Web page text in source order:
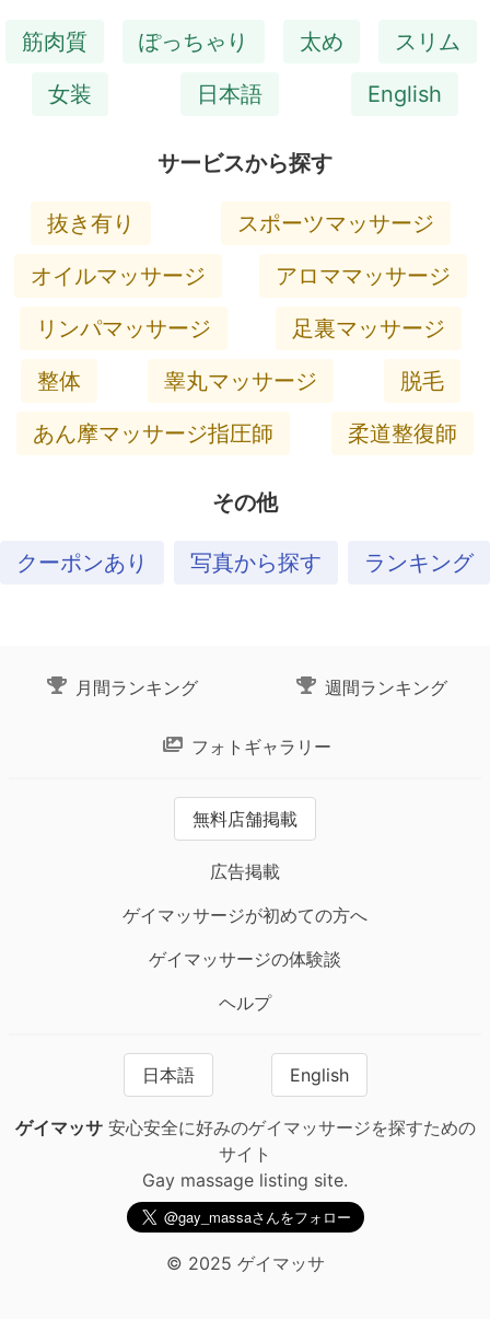
筋肉質 ぽっちゃり 太め
スリム
女装
日本語 English
サービスから探す
抜き有り
スポーツマッサージ
オイルマッサージ
アロママッサージ
リンパマッサージ
足裏マッサージ
整体
睾丸マッサージ
脱毛
あん摩マッサージ指圧師
柔道整復師
その他
クーポンあり 写真から探す ランキング
月間ランキング 週間ランキング
フォトギャラリー
無料店舗掲載
広告掲載
ゲイマッサージが初めての方へ
ゲイマッサージの体験談
ヘルプ
日本語 English
ゲイマッサ安心安全に好みのゲイマッサージを探すための
サイト
Gay massage listing site.
© 2025 ゲイマッサ